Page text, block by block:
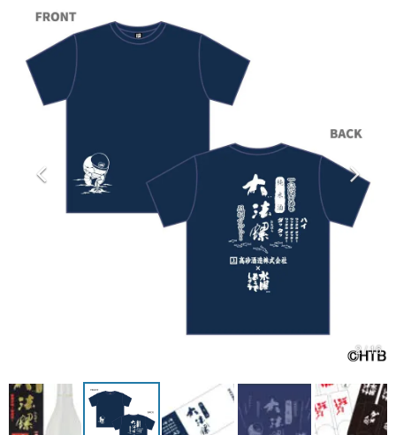
女性向け
アプリレビュー
その他
運営：株式会社マレ
2 / 16